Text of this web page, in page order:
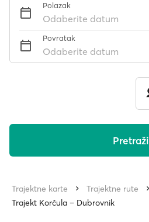
Polazak
Odaberite datum
Povratak
Odaberite datum
Pretraži
Trajektne karte
Trajektne rute
Trajekt Korčula – Dubrovnik